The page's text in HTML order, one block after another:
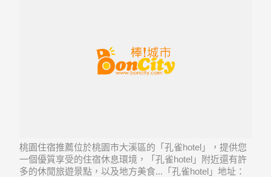
桃園住宿推薦位於桃園市大溪區的「孔雀hotel」，提供您
一個優質享受的住宿休息環境，「孔雀hotel」附近還有許
多的休閒旅遊景點，以及地方美食...「孔雀hotel」地址：